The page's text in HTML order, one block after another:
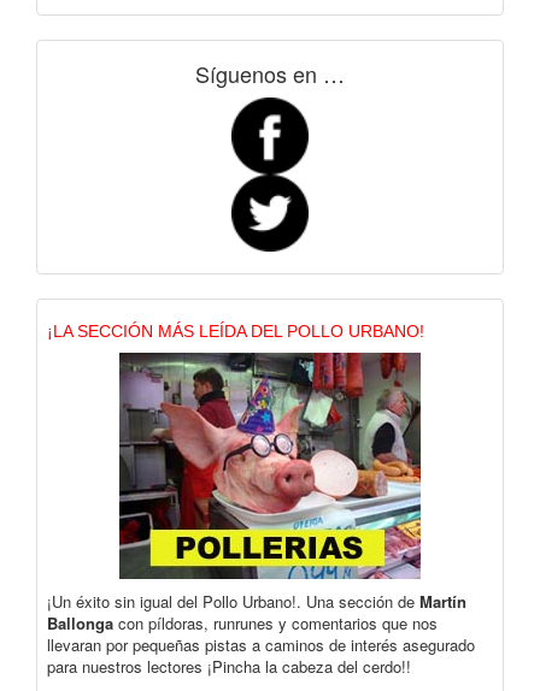
Síguenos en …
¡LA SECCIÓN MÁS LEÍDA DEL POLLO URBANO!
¡Un éxito sin igual del Pollo Urbano!. Una sección de Martín
Ballonga con píldoras, runrunes y comentarios que nos
llevaran por pequeñas pistas a caminos de interés asegurado
para nuestros lectores ¡Pincha la cabeza del cerdo!!